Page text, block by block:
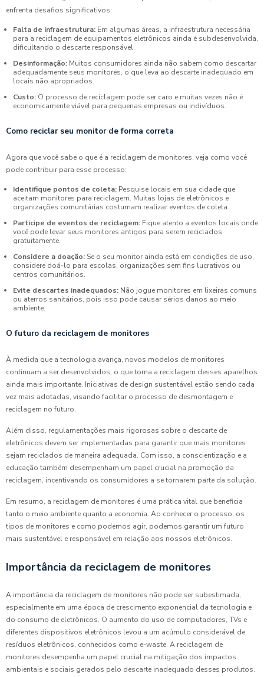
enfrenta desafios significativos:
Falta de infraestrutura: Em algumas áreas, a infraestrutura necessária
para a reciclagem de equipamentos eletrônicos ainda é subdesenvolvida,
dificultando o descarte responsável.
Desinformação: Muitos consumidores ainda não sabem como descartar
adequadamente seus monitores, o que leva ao descarte inadequado em
locais não apropriados.
Custo: O processo de reciclagem pode ser caro e muitas vezes não é
economicamente viável para pequenas empresas ou indivíduos.
Como reciclar seu monitor de forma correta
Agora que você sabe o que é a reciclagem de monitores, veja como você
pode contribuir para esse processo:
Identifique pontos de coleta: Pesquise locais em sua cidade que
aceitam monitores para reciclagem. Muitas lojas de eletrônicos e
organizações comunitárias costumam realizar eventos de coleta.
Participe de eventos de reciclagem: Fique atento a eventos locais onde
você pode levar seus monitores antigos para serem reciclados
gratuitamente.
Considere a doação: Se o seu monitor ainda está em condições de uso,
considere doá-lo para escolas, organizações sem fins lucrativos ou
centros comunitários.
Evite descartes inadequados: Não jogue monitores em lixeiras comuns
ou aterros sanitários, pois isso pode causar sérios danos ao meio
ambiente.
O futuro da reciclagem de monitores
À medida que a tecnologia avança, novos modelos de monitores
continuam a ser desenvolvidos, o que torna a reciclagem desses aparelhos
ainda mais importante. Iniciativas de design sustentável estão sendo cada
vez mais adotadas, visando facilitar o processo de desmontagem e
reciclagem no futuro.
Além disso, regulamentações mais rigorosas sobre o descarte de
eletrônicos devem ser implementadas para garantir que mais monitores
sejam reciclados de maneira adequada. Com isso, a conscientização e a
educação também desempenham um papel crucial na promoção da
reciclagem, incentivando os consumidores a se tornarem parte da solução.
Em resumo, a reciclagem de monitores é uma prática vital que beneficia
tanto o meio ambiente quanto a economia. Ao conhecer o processo, os
tipos de monitores e como podemos agir, podemos garantir um futuro
mais sustentável e responsável em relação aos nossos eletrônicos.
Importância da reciclagem de monitores
A importância da reciclagem de monitores não pode ser subestimada,
especialmente em uma época de crescimento exponencial da tecnologia e
do consumo de eletrônicos. O aumento do uso de computadores, TVs e
diferentes dispositivos eletrônicos levou a um acúmulo considerável de
resíduos eletrônicos, conhecidos como e-waste. A reciclagem de
monitores desempenha um papel crucial na mitigação dos impactos
ambientais e sociais gerados pelo descarte inadequado desses produtos.